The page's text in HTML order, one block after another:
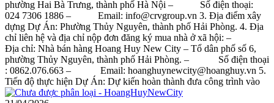
phường Hai Bà Trưng, thành phố Hà Nội – Số điện thoại:
024 7306 1886 – Email: info@crvgroup.vn 3. Địa điểm xây
dựng Dự Án: Phường Thủy Nguyên, thành phố Hải Phòng. 4. Địa
chỉ liên hệ và địa chỉ nộp đơn đăng ký mua nhà ở xã hội: –
Địa chỉ: Nhà bán hàng Hoang Huy New City – Tổ dân phố số 6,
phường Thủy Nguyên, thành phố Hải Phòng. – Số điện thoại
: 0862.076.663 – Email: hoanghuynewcity@hoanghuy.vn 5.
Tiến độ thực hiện Dự Án: Dự kiến hoàn thành đưa công trình vào